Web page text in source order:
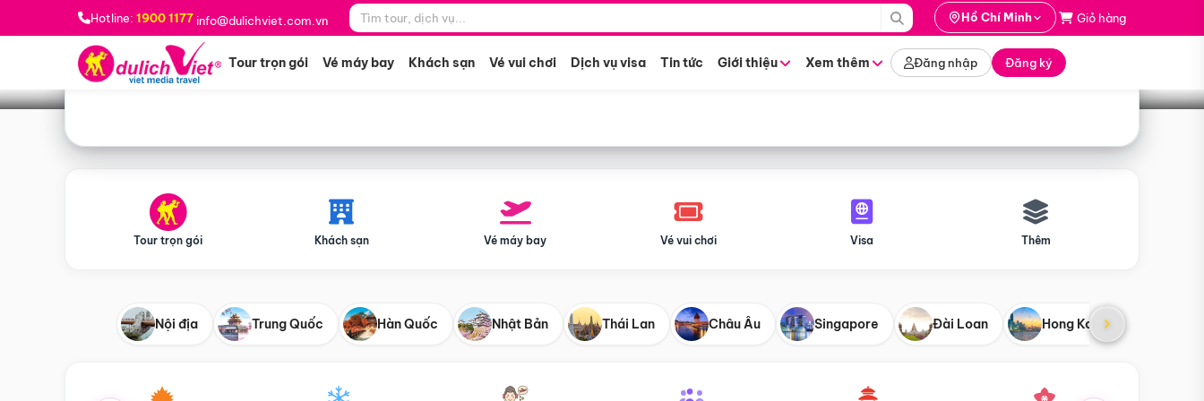
Hotline: 1900 1177 info@dulichviet.com.vn Hồ Chí Minh Giỏ hàng
Tour trọn gói Vé máy bay Khách sạn Vé vui chơi Dịch vụ visa Tin tức Giới thiệu Xem thêm Đăng nhập Đăng ký
Bạn muốn đi đâu? *
Tìm tour
Tour trọn gói Khách sạn Vé máy bay Vé vui chơi Visa Thêm
Nội địa Trung Quốc Hàn Quốc Nhật Bản Thái Lan Châu Âu Singapore Đài Loan Hong Kong